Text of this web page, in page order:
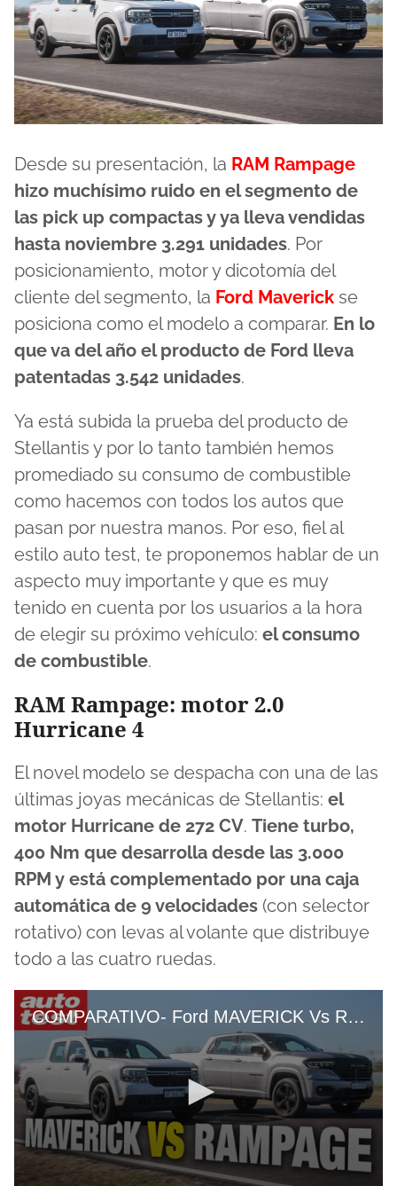
Desde su presentación, la RAM Rampage
hizo muchísimo ruido en el segmento de
las pick up compactas y ya lleva vendidas
hasta noviembre 3.291 unidades. Por
posicionamiento, motor y dicotomía del
cliente del segmento, la Ford Maverick se
posiciona como el modelo a comparar. En lo
que va del año el producto de Ford lleva
patentadas 3.542 unidades.
Ya está subida la prueba del producto de
Stellantis y por lo tanto también hemos
promediado su consumo de combustible
como hacemos con todos los autos que
pasan por nuestra manos. Por eso, fiel al
estilo auto test, te proponemos hablar de un
aspecto muy importante y que es muy
tenido en cuenta por los usuarios a la hora
de elegir su próximo vehículo: el consumo
de combustible.
RAM Rampage: motor 2.0
Hurricane 4
El novel modelo se despacha con una de las
últimas joyas mecánicas de Stellantis: el
motor Hurricane de 272 CV. Tiene turbo,
400 Nm que desarrolla desde las 3.000
RPM y está complementado por una caja
automática de 9 velocidades (con selector
rotativo) con levas al volante que distribuye
todo a las cuatro ruedas.
COMPARATIVO- Ford MAVERICK Vs Ram RAMPAGE